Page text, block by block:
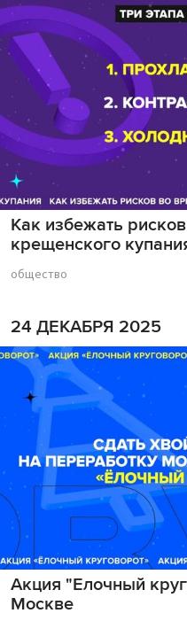
Как избежать
крещенского
общество
24 ДЕКАБРЯ 2025
Акция "Елочный
Москве